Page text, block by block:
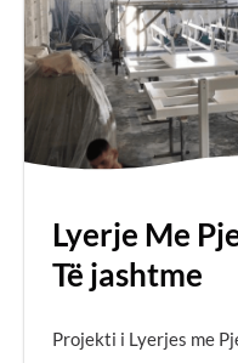
Lyerje Me
Të jashtme
Projekti i Lyerjes me